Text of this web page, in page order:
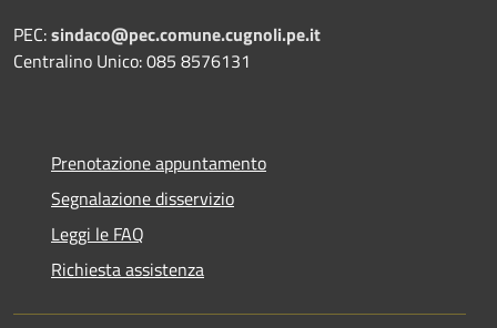
PEC:sindaco@pec.comune.cugnoli.pe.it
Centralino Unico: 085 8576131
Prenotazione appuntamento
Segnalazione disservizio
Leggi le FAQ
Richiesta assistenza